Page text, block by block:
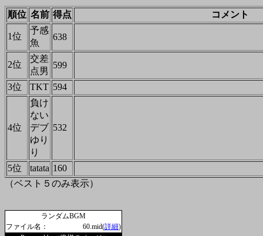
順位 名前 得点 コメント
1位
予感
魚
638
2位
交差
点男
599
3位 TKT 594
4位
負け
ない
デブ
ゆり
り
532
5位 tatata 160
（ベスト５のみ表示）
ランダムBGM
ファイル名：
60.mid(詳細)